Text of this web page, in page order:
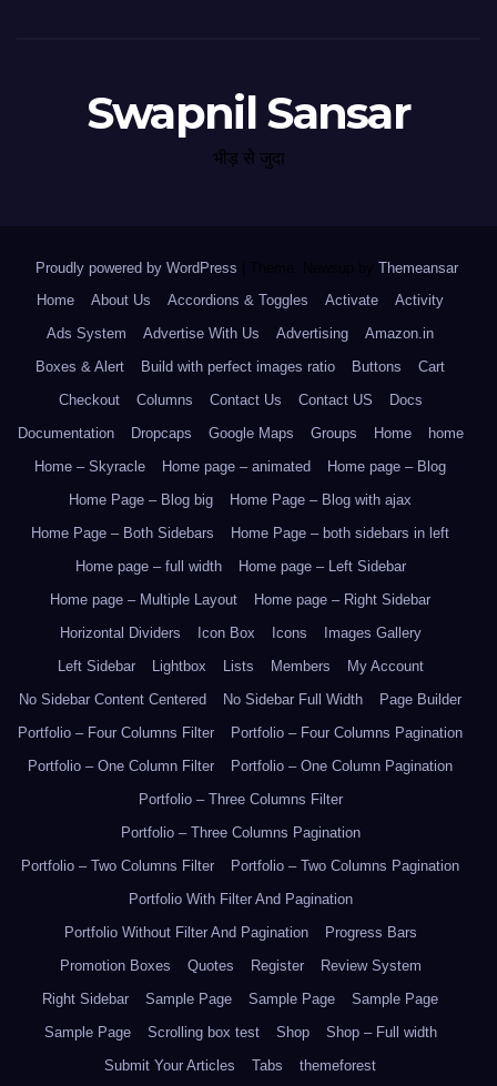
Swapnil Sansar
भीड़ से जुदा
Proudly powered by WordPress Theme: Newsup by Themeansar.
Home
About Us Accordions & Toggles Activate
Activity
Ads System
Advertise With Us Advertising
Amazon.in
Boxes & Alert
Build with perfect images ratio Buttons
Cart
Checkout
Columns Contact Us Contact US
Docs
Documentation
Dropcaps Google Maps Groups Home
home
Home – Skyracle
Home page – animated
Home page – Blog
Home Page – Blog big
Home Page – Blog with ajax
Home Page – Both Sidebars
Home Page – both sidebars in left
Home page – full width
Home page – Left Sidebar
Home page – Multiple Layout
Home page – Right Sidebar
Horizontal Dividers
Icon Box Icons
Images Gallery
Left Sidebar
Lightbox Lists Members
My Account
No Sidebar Content Centered
No Sidebar Full Width
Page Builder
Portfolio – Four Columns Filter
Portfolio – Four Columns Pagination
Portfolio – One Column Filter
Portfolio – One Column Pagination
Portfolio – Three Columns Filter
Portfolio – Three Columns Pagination
Portfolio – Two Columns Filter
Portfolio – Two Columns Pagination
Portfolio With Filter And Pagination
Portfolio Without Filter And Pagination
Progress Bars
Promotion Boxes
Quotes Register
Review System
Right Sidebar
Sample Page Sample Page
Sample Page
Sample Page
Scrolling box test Shop
Shop – Full width
Submit Your Articles
Tabs themeforest